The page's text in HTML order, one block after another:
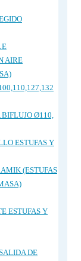
AIRE
BIFLUJO Ø110,
ESTUFAS Y
(ESTUFAS
ESTUFAS Y
DE